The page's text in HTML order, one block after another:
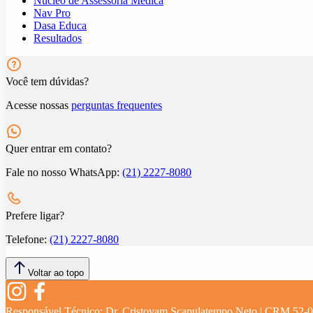
Nav Pro
Dasa Educa
Resultados
Você tem dúvidas?
Acesse nossas perguntas frequentes
Quer entrar em contato?
Fale no nosso WhatsApp: (21) 2227-8080
Prefere ligar?
Telefone: (21) 2227-8080
Voltar ao topo